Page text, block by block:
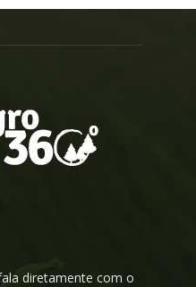
diretamente com o